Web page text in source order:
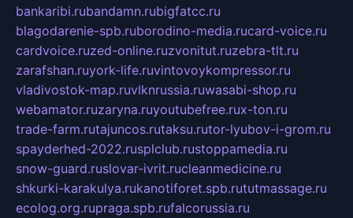
bankaribi.rubandamn.rubigfatcc.ru
blagodarenie-spb.ruborodino-media.rucard-voice.ru
cardvoice.ruzed-online.ruzvonitut.ruzebra-tlt.ru
zarafshan.ruyork-life.ruvintovoykompressor.ru
vladivostok-map.ruvlknrussia.ruwasabi-shop.ru
webamator.ruzaryna.ruyoutubefree.rux-ton.ru
trade-farm.rutajuncos.rutaksu.rutor-lyubov-i-grom.ru
spayderhed-2022.rusplclub.rustoppamedia.ru
snow-guard.ruslovar-ivrit.rucleanmedicine.ru
shkurki-karakulya.rukanotiforet.spb.rututmassage.ru
ecolog.org.rupraga.spb.rufalcorussia.ru